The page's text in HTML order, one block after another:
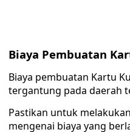
Biaya Pembuatan
Biaya pembuatan Kartu
tergantung pada daerah
Pastikan untuk
mengenai biaya yang